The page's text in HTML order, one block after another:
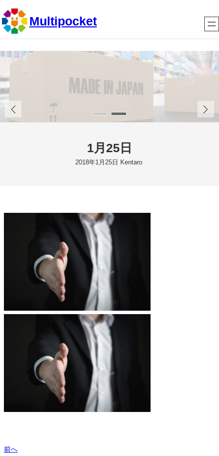
内
容
を
キ
プ
Multipocket
1月25日
2018年1月25日 Kentaro
前へ